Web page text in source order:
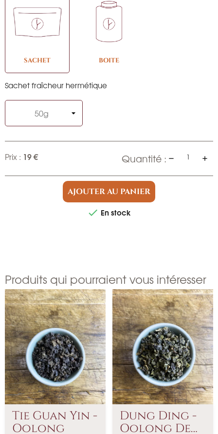
SACHET BOITE
Sachet fraîcheur hermétique
Prix : 19 € Quantité :
AJOUTER AU PANIER
 En stock
Produits qui pourraient vous intéresser
Tie Guan Yin -
Oolong
Dung Ding -
Oolong De